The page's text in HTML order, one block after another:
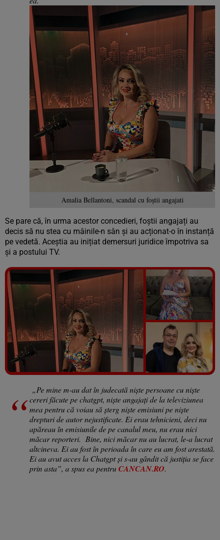
Amalia Bellantoni, scandal cu foștii angajati
Se pare că, în urma acestor concedieri, foștii angajați au
decis să nu stea cu mâinile-n sân și au acționat-o în instanță
pe vedetă. Aceștia au inițiat demersuri juridice împotriva sa
și a postului TV.
Vezi galeria foto
5 poze
„Pe mine m-au dat în judecată niște persoane cu niște
cereri făcute pe chatgpt, niște angajați de la televiziunea
mea pentru că voiau să șterg niște emisiuni pe niște
drepturi de autor nejustificate. Ei erau tehnicieni, deci nu
apăreau în emisiunile de pe canalul meu, nu erau nici
măcar reporteri. Bine, nici măcar nu au lucrat, le-a lucrat
altcineva. Ei au fost în perioada în care eu am fost arestată.
Ei au avut acces la Chatgpt și s-au gândit că justiția se face
prin asta”, a spus ea pentruCANCAN.RO.